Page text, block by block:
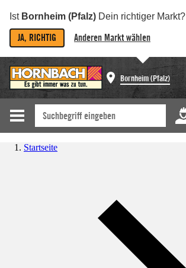
Ist Bornheim (Pfalz) Dein richtiger Markt?
JA, RICHTIG Anderen Markt wählen
Bornheim (Pfalz)
Startseite